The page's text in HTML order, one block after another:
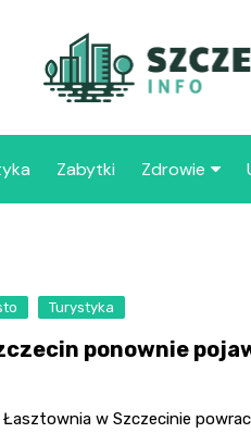
Zabytki Zdrowie
Turystyka
ponownie
w Szczecinie